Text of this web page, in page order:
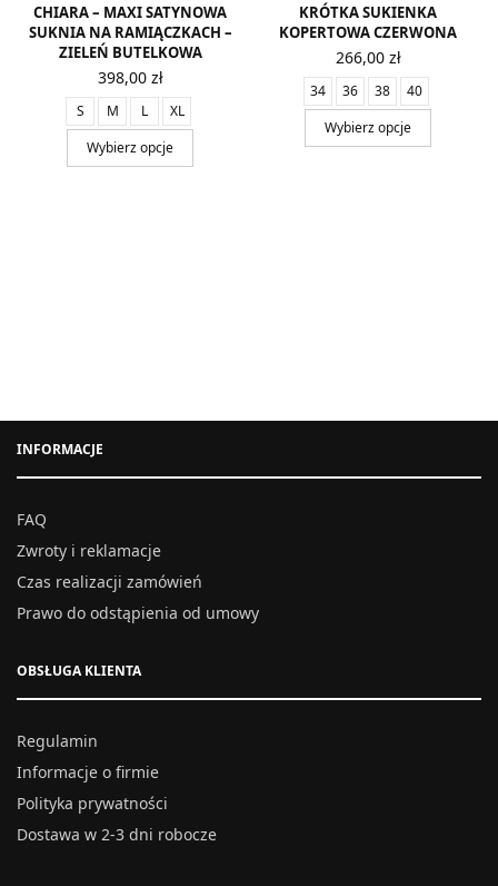
CHIARA – MAXI SATYNOWA
SUKNIA NA RAMIĄCZKACH –
ZIELEŃ BUTELKOWA
398,00 zł
S M L
XL
Wybierz opcje
KRÓTKA SUKIENKA
KOPERTOWA CZERWONA
266,00 zł
34 36 38
40
Wybierz opcje
INFORMACJE
FAQ
Zwroty i reklamacje
Czas realizacji zamówień
Prawo do odstąpienia od umowy
OBSŁUGA KLIENTA
Regulamin
Informacje o firmie
Polityka prywatności
Dostawa w 2-3 dni robocze